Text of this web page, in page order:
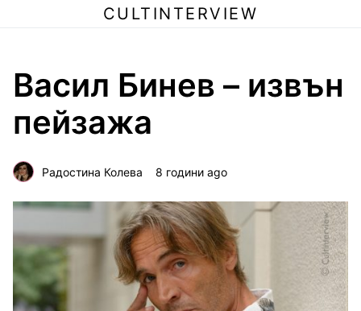
CULTINTERVIEW
Васил Бинев – извън
пейзажа
Радостина Колева 8 години ago